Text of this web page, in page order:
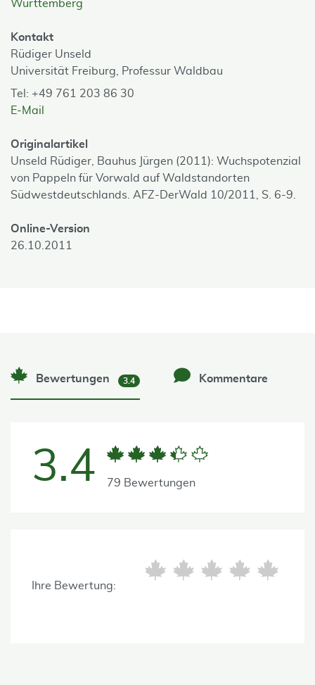
Württemberg
Kontakt
Rüdiger Unseld
Universität Freiburg, Professur Waldbau
Tel: +49 761 203 86 30
E-Mail
Originalartikel
Unseld Rüdiger, Bauhus Jürgen (2011): Wuchspotenzial
von Pappeln für Vorwald auf Waldstandorten
Südwestdeutschlands. AFZ-DerWald 10/2011, S. 6-9.
Online-Version
26.10.2011
Bewertungen 3.4 Kommentare
3.4 79 Bewertungen
Ihre Bewertung: